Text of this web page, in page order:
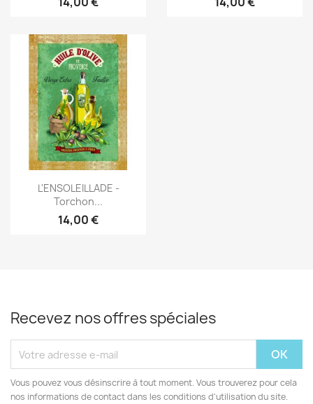
Aperçu rapide
L'ENSOLEILLADE -
Torchon...
14,00 €
Recevez nos offres spéciales
Vous pouvez vous désinscrire à tout moment. Vous trouverez pour cela
nos informations de contact dans les conditions d'utilisation du site.